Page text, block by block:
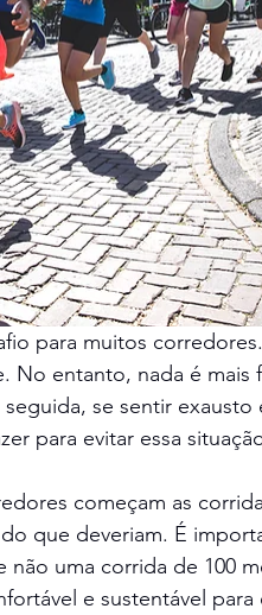
para muitos
No entanto, nada é mais
se sentir
para evitar essa
começam as
que deveriam. É
uma corrida de 100
e sustentável